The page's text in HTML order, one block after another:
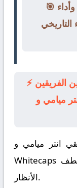
🎯 تتحدى التوقعات بنتائج غير متوقعة وأداء
⚡ تتوج بالانتصار بعد مواجهة ملحمية بين الفريقين
ميامي و
انتر ميامي و
Whitecaps
الأنظار.